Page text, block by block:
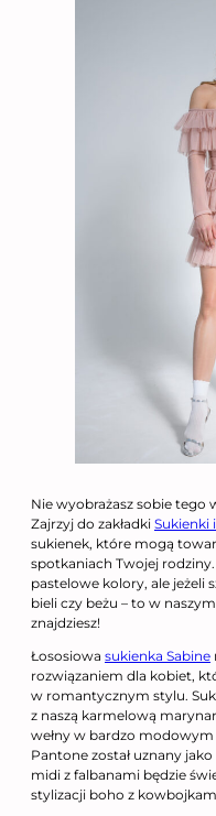
Nie wyobrażasz sobie tego
Zajrzyj do zakładki Sukienki
sukienek, które mogą
spotkaniach Twojej
pastelowe kolory, ale jeżeli
bieli czy beżu – to w
znajdziesz!
Łososiowa sukienka Sabine
rozwiązaniem dla kobiet,
w romantycznym stylu.
z naszą karmelową
wełny w bardzo
Pantone został uznany
midi z falbanami będzie
stylizacji boho z